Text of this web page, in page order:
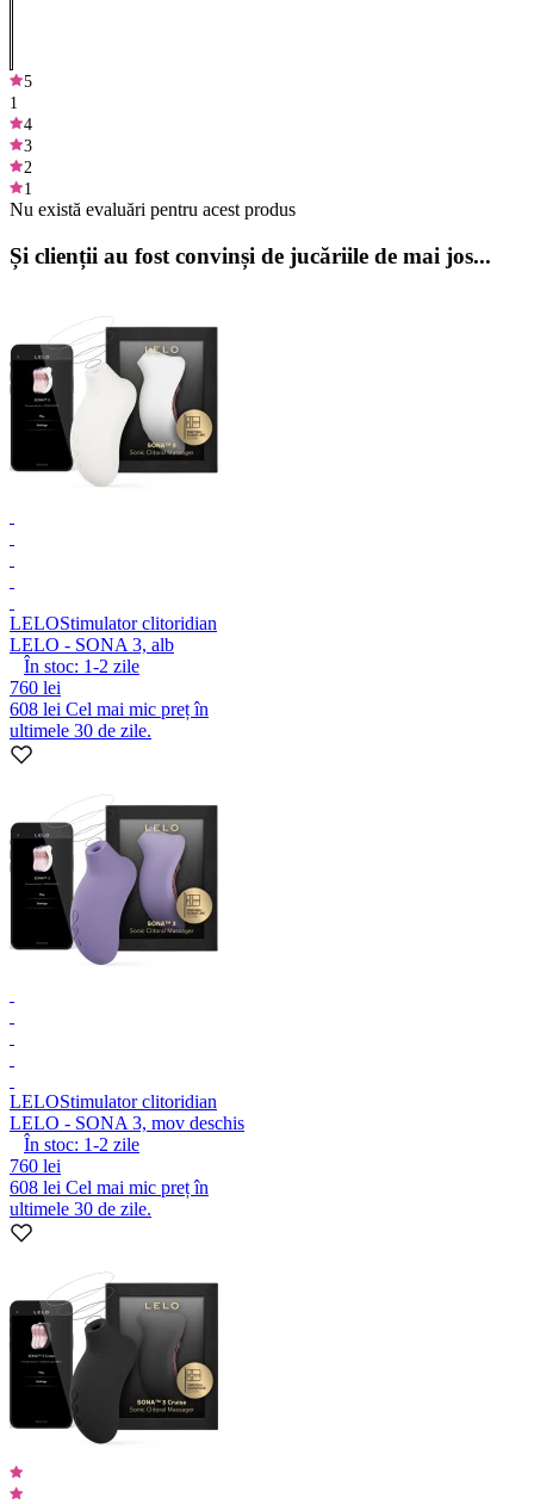
5
1
4
3
2
1
Nu există evaluări pentru acest produs
Și clienții au fost convinși de jucăriile de mai jos...
LELOStimulator clitoridian
LELO - SONA 3, alb
În stoc: 1-2 zile
760 lei
608 lei Cel mai mic preț în
ultimele 30 de zile.
LELOStimulator clitoridian
LELO - SONA 3, mov deschis
În stoc: 1-2 zile
760 lei
608 lei Cel mai mic preț în
ultimele 30 de zile.